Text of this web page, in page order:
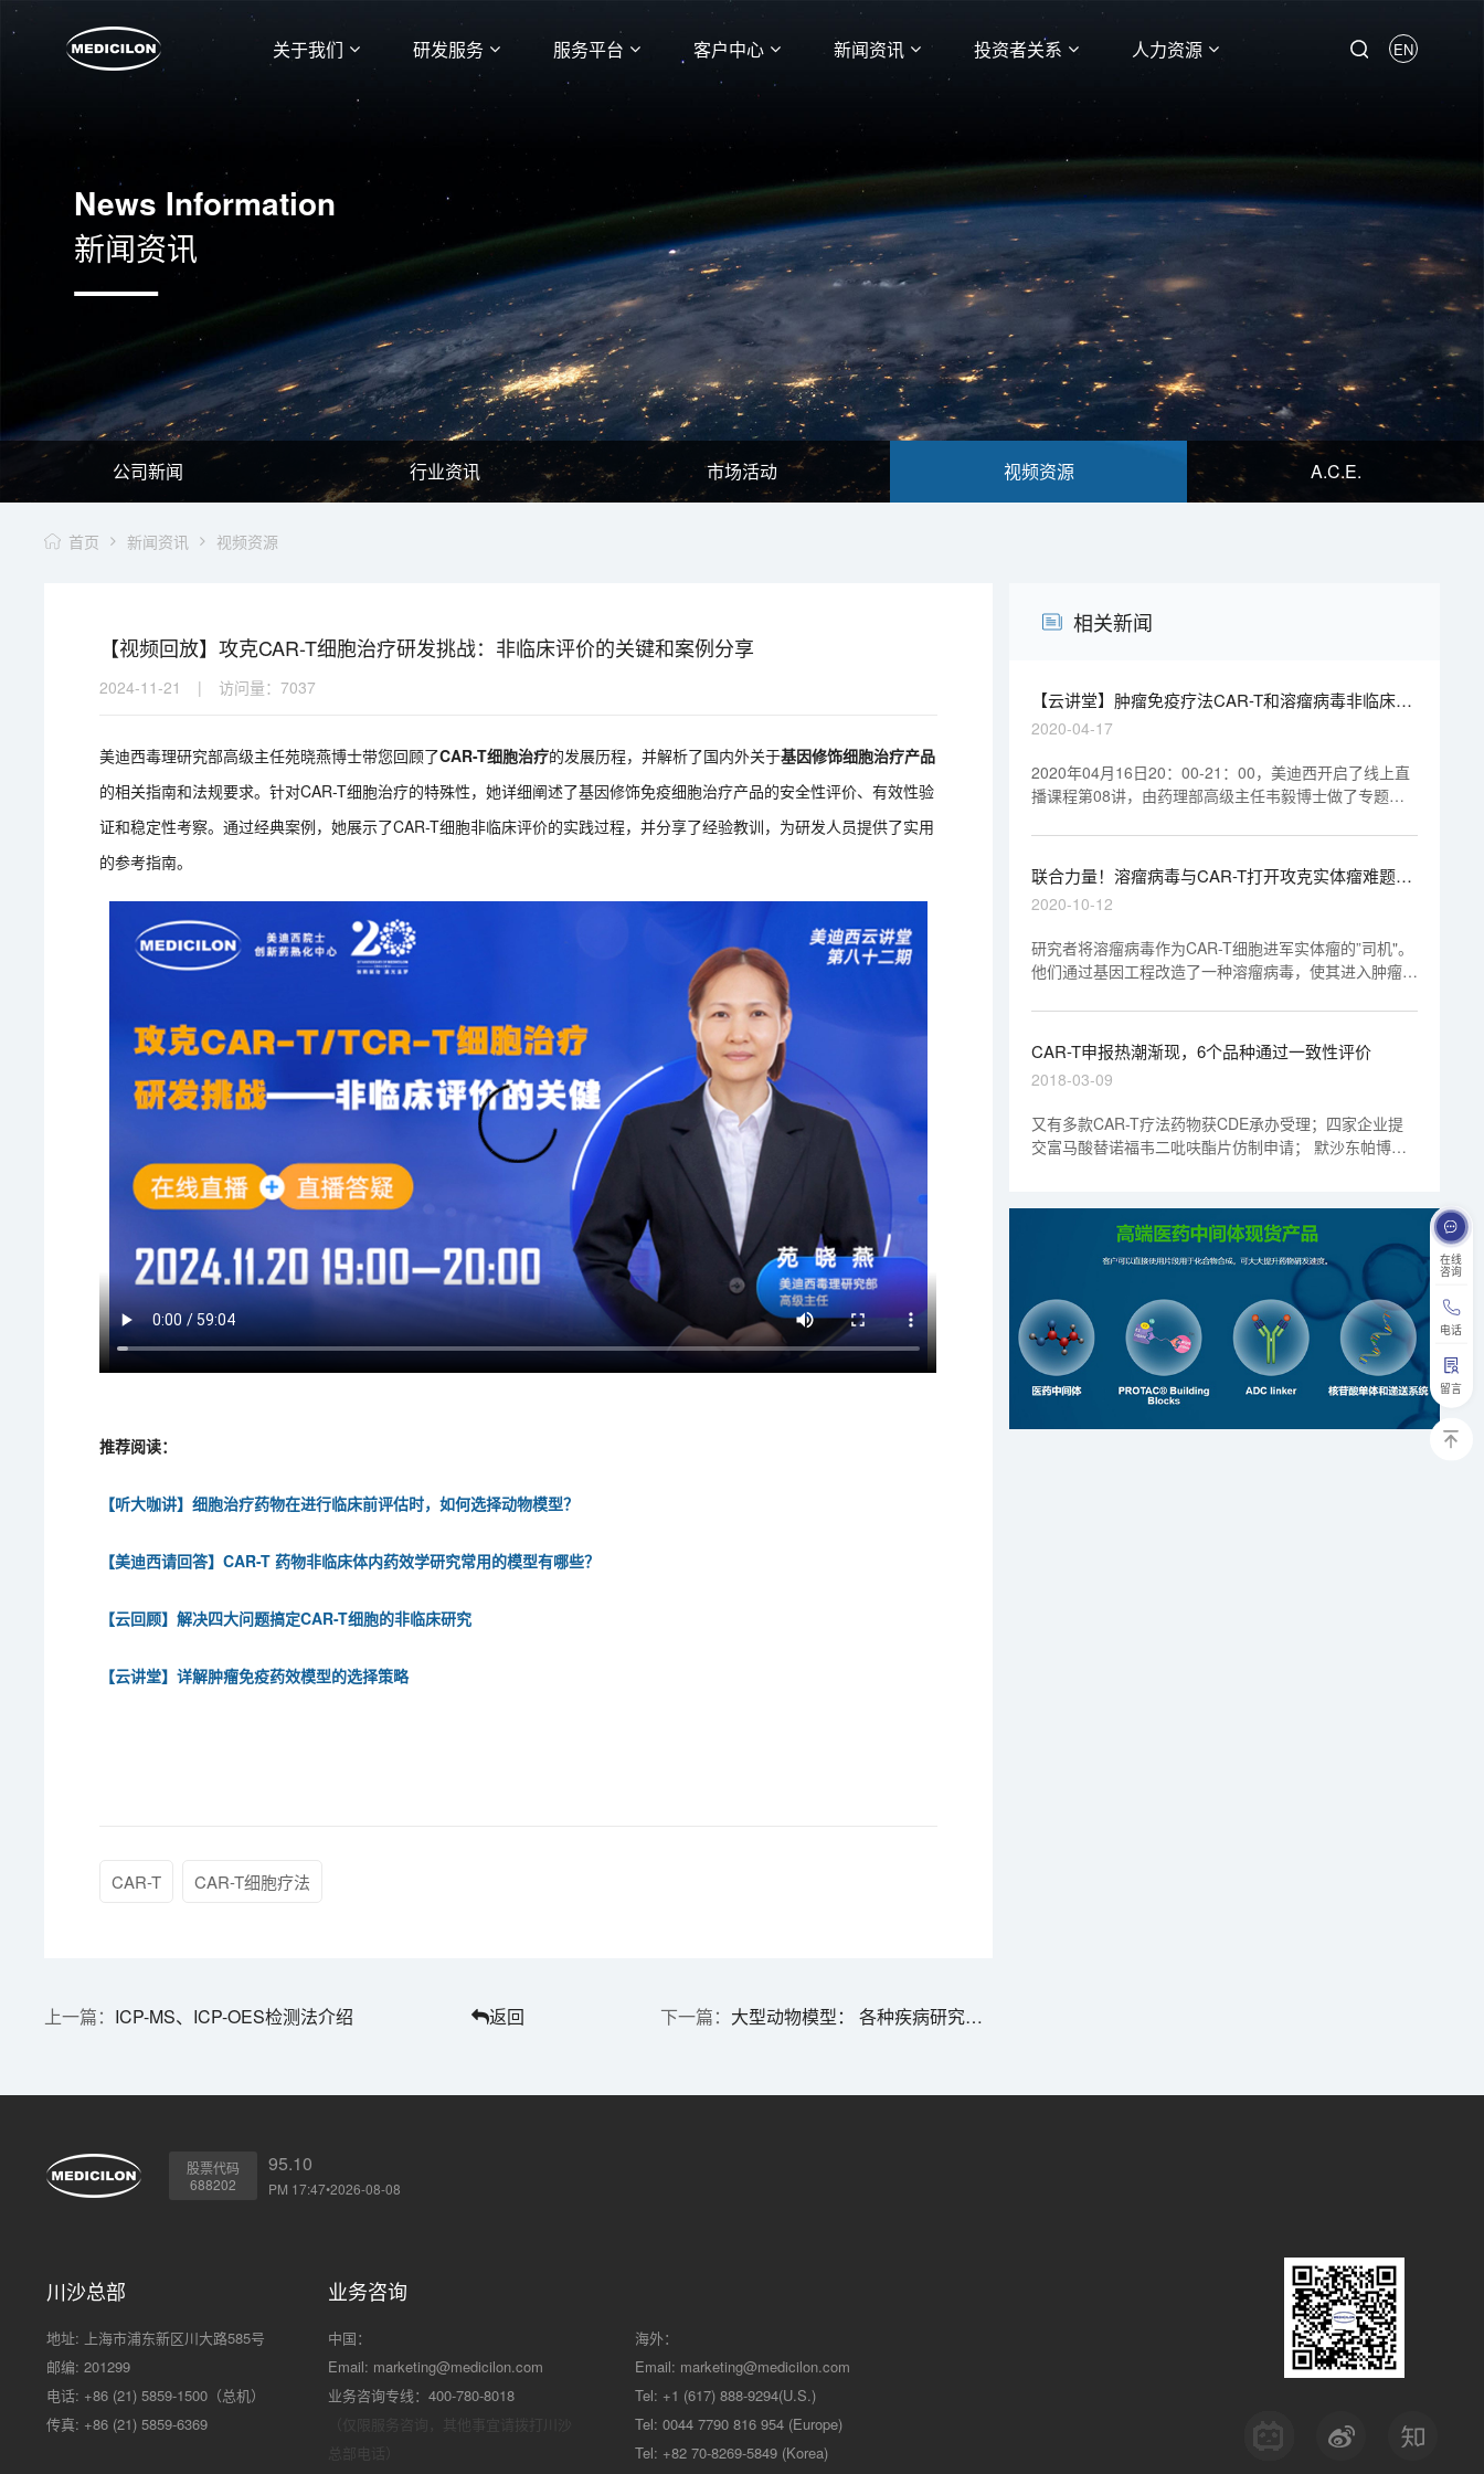
关于我们 研发服务 服务平台 客户中心 新闻资讯 投资者关系 人力资源 EN
在线
咨询
电话
留言
News Information
新闻资讯
公司新闻 行业资讯 市场活动 视频资源 A.C.E.
首页 新闻资讯 视频资源
【视频回放】攻克CAR-T细胞治疗研发挑战：非临床评价的关键和案例分享
2024-11-21 | 访问量：7037
美迪西毒理研究部高级主任苑晓燕博士带您回顾了CAR-T细胞治疗的发展历程，并解析了国内外关于基因修饰细胞治疗产品
的相关指南和法规要求。针对CAR-T细胞治疗的特殊性，她详细阐述了基因修饰免疫细胞治疗产品的安全性评价、有效性验
证和稳定性考察。通过经典案例，她展示了CAR-T细胞非临床评价的实践过程，并分享了经验教训，为研发人员提供了实用
的参考指南。
推荐阅读：
【听大咖讲】细胞治疗药物在进行临床前评估时，如何选择动物模型？
【美迪西请回答】CAR-T 药物非临床体内药效学研究常用的模型有哪些？
【云回顾】解决四大问题搞定CAR-T细胞的非临床研究
【云讲堂】详解肿瘤免疫药效模型的选择策略
CAR-T CAR-T细胞疗法
ICP-MS、ICP-OES检测法介绍 返回 大型动物模型： 各种疾病研究的必要工具
相关新闻
【云讲堂】肿瘤免疫疗法CAR-T和溶瘤病毒非临床研
究考虑要点
2020-04-17
2020年04月16日20：00-21：00，美迪西开启了线上直
播课程第08讲，由药理部高级主任韦毅博士做了专题报
究》，欢迎观看回放视频。
联合力量！溶瘤病毒与CAR-T打开攻克实体瘤难题的
新思路
2020-10-12
研究者将溶瘤病毒作为CAR-T细胞进军实体瘤的”司机"。
他们通过基因工程改造了一种溶瘤病毒，使其进入肿瘤细
的实验显示，这种溶瘤病毒（被称为OV19t）能在三阴性
乳腺癌细胞系以及胰腺癌、前列腺癌、卵巢癌和头颈癌、
脑肿瘤细胞中起效。
CAR-T申报热潮渐现，6个品种通过一致性评价
2018-03-09
又有多款CAR-T疗法药物获CDE承办受理；四家企业提
交富马酸替诺福韦二吡呋酯片仿制申请； 默沙东帕博利
股票代码
688202
95.10
PM 17:47•2026-08-08
川沙总部
地址: 上海市浦东新区川大路585号
邮编: 201299
电话: +86 (21) 5859-1500（总机）
传真: +86 (21) 5859-6369
业务咨询
中国：
Email: marketing@medicilon.com
业务咨询专线：400-780-8018
海外：
Email: marketing@medicilon.com
Tel: +1 (617) 888-9294(U.S.)
Tel: 0044 7790 816 954 (Europe)
Tel: +82 70-8269-5849 (Korea)